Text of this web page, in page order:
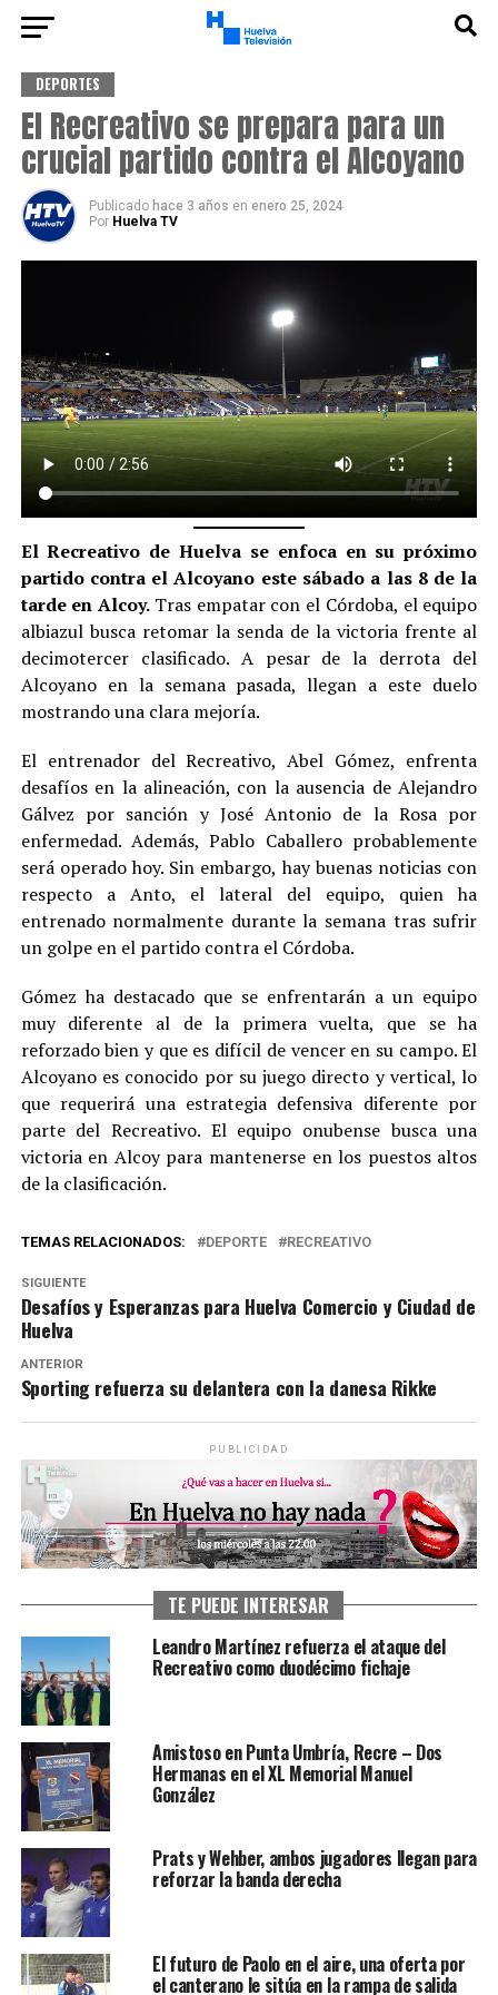
DEPORTES
El Recreativo se prepara para un
crucial partido contra el Alcoyano
Publicado hace 3 años en enero 25, 2024
Por Huelva TV
El Recreativo de Huelva se enfoca en su próximo
partido contra el Alcoyano este sábado a las 8 de la
tarde en Alcoy. Tras empatar con el Córdoba, el equipo
albiazul busca retomar la senda de la victoria frente al
decimotercer clasificado. A pesar de la derrota del
Alcoyano en la semana pasada, llegan a este duelo
mostrando una clara mejoría.
El entrenador del Recreativo, Abel Gómez, enfrenta
desafíos en la alineación, con la ausencia de Alejandro
Gálvez por sanción y José Antonio de la Rosa por
enfermedad. Además, Pablo Caballero probablemente
será operado hoy. Sin embargo, hay buenas noticias con
respecto a Anto, el lateral del equipo, quien ha
entrenado normalmente durante la semana tras sufrir
un golpe en el partido contra el Córdoba.
Gómez ha destacado que se enfrentarán a un equipo
muy diferente al de la primera vuelta, que se ha
reforzado bien y que es difícil de vencer en su campo. El
Alcoyano es conocido por su juego directo y vertical, lo
que requerirá una estrategia defensiva diferente por
parte del Recreativo. El equipo onubense busca una
victoria en Alcoy para mantenerse en los puestos altos
de la clasificación.
TEMAS RELACIONADOS: DEPORTE RECREATIVO
SIGUIENTE
Desafíos y Esperanzas para Huelva Comercio y Ciudad de
Huelva
ANTERIOR
Sporting refuerza su delantera con la danesa Rikke
PUBLICIDAD
TE PUEDE INTERESAR
Leandro Martínez refuerza el ataque del
Recreativo como duodécimo fichaje
Amistoso en Punta Umbría, Recre – Dos
Hermanas en el XL Memorial Manuel
González
Prats y Wehber, ambos jugadores llegan para
reforzar la banda derecha
El futuro de Paolo en el aire, una oferta por
el canterano le sitúa en la rampa de salida